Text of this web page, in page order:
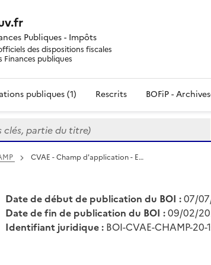
Publiques - Impôts
des dispositions fiscales
Finances publiques
publiques (1) Rescrits BOFiP -
partie du titre)
CVAE - Champ d'application - E…
Date de début de publication du BOI :07/
Date de fin de publication du BOI :09/02/
Identifiant juridique : BOI-CVAE-CHAMP-20-